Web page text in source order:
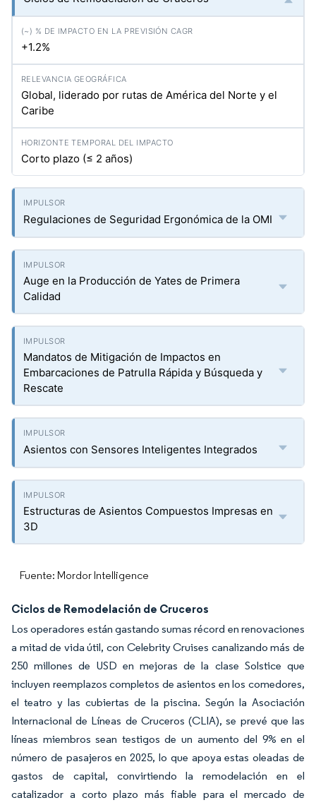
+1.2%
Global, liderado por rutas de América del Norte y el
Caribe
Corto plazo (≤ 2 años)
Regulaciones de Seguridad Ergonómica de la OMI
Auge en la Producción de Yates de Primera
Calidad
Mandatos de Mitigación de Impactos en
Embarcaciones de Patrulla Rápida y Búsqueda y
Rescate
Asientos con Sensores Inteligentes Integrados
Estructuras de Asientos Compuestos Impresas en
3D
Fuente: Mordor Intelligence
Ciclos de Remodelación de Cruceros
Los operadores están gastando sumas récord en renovaciones
a mitad de vida útil, con Celebrity Cruises canalizando más de
250 millones de USD en mejoras de la clase Solstice que
incluyen reemplazos completos de asientos en los comedores,
el teatro y las cubiertas de la piscina. Según la Asociación
Internacional de Líneas de Cruceros (CLIA), se prevé que las
líneas miembros sean testigos de un aumento del 9% en el
número de pasajeros en 2025, lo que apoya estas oleadas de
gastos de capital, convirtiendo la remodelación en el
catalizador a corto plazo más fiable para el mercado de